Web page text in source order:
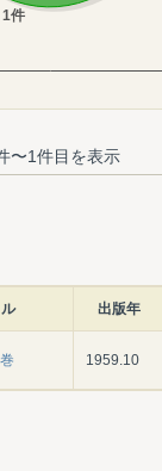
1件目を表示
出版年
1959.10